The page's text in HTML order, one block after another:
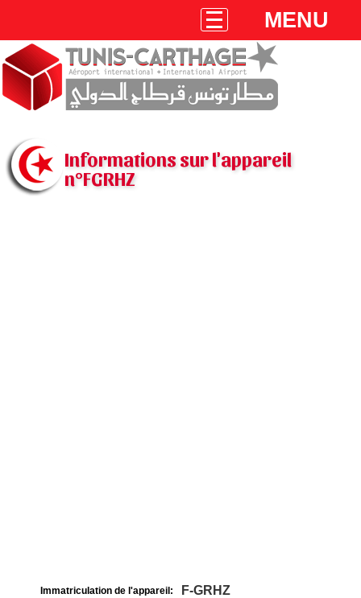
MENU
Informations sur l'appareil
n°FGRHZ
Immatriculation de l'appareil: F-GRHZ